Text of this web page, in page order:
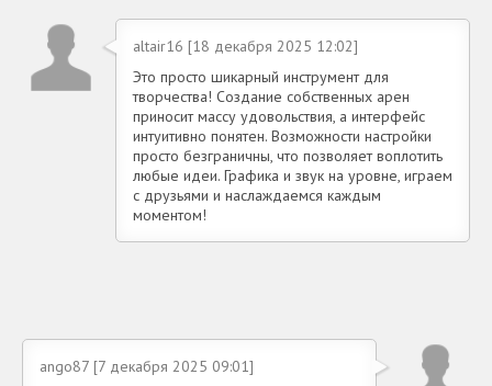
altair16 [18 декабря 2025 12:02]
Это просто шикарный инструмент для
творчества! Создание собственных арен
приносит массу удовольствия, а интерфейс
интуитивно понятен. Возможности настройки
просто безграничны, что позволяет воплотить
любые идеи. Графика и звук на уровне, играем
с друзьями и наслаждаемся каждым
моментом!
ango87 [7 декабря 2025 09:01]